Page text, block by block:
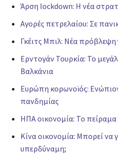
Άρση lockdown: Η νέα
Αγορές πετρελαίου: Σε
Γκέιτς Μπιλ: Νέα πρόβλεψη
Ερντογάν Τουρκία: Το
Βαλκάνια
Ευρώπη κορωνοϊός:
πανδημίας
ΗΠΑ οικονομία: Το
Κίνα οικονομία: Μπορεί να
υπερδύναμη;